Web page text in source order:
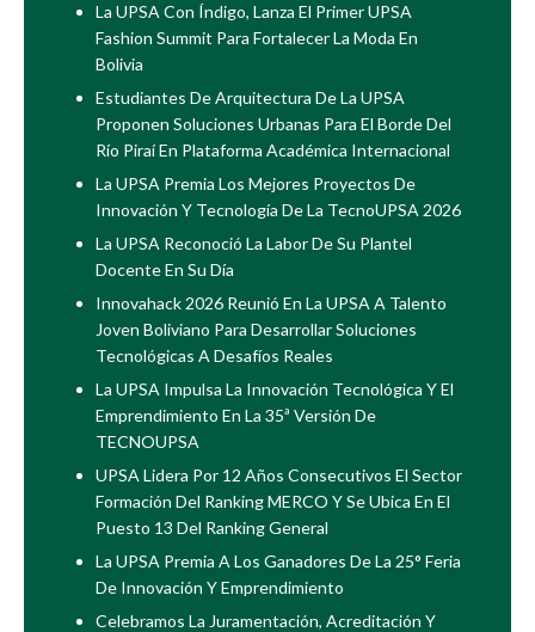
La UPSA Con Índigo, Lanza El Primer UPSA
Fashion Summit Para Fortalecer La Moda En
Bolivia
Estudiantes De Arquitectura De La UPSA
Proponen Soluciones Urbanas Para El Borde Del
Río Piraí En Plataforma Académica Internacional
La UPSA Premia Los Mejores Proyectos De
Innovación Y Tecnología De La TecnoUPSA 2026
La UPSA Reconoció La Labor De Su Plantel
Docente En Su Día
Innovahack 2026 Reunió En La UPSA A Talento
Joven Boliviano Para Desarrollar Soluciones
Tecnológicas A Desafíos Reales
La UPSA Impulsa La Innovación Tecnológica Y El
Emprendimiento En La 35ª Versión De
TECNOUPSA
UPSA Lidera Por 12 Años Consecutivos El Sector
Formación Del Ranking MERCO Y Se Ubica En El
Puesto 13 Del Ranking General
La UPSA Premia A Los Ganadores De La 25° Feria
De Innovación Y Emprendimiento
Celebramos La Juramentación, Acreditación Y